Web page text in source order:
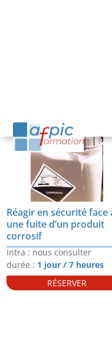
Réagir en sécurité face
une fuite d’un produit
corrosif
Intra : nous consulter
durée : 1 jour / 7 heures
RÉSERVER